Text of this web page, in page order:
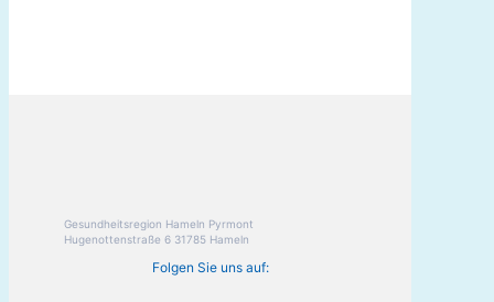
Gesundheitsregion Hameln Pyrmont
Hugenottenstraße 6 31785 Hameln
Folgen Sie uns auf: